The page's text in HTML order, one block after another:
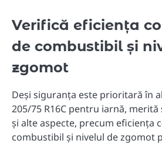
Verifică eficiența
de combustibil și
zgomot
Deși siguranța este prioritară în
205/75 R16C pentru iarnă,
și alte aspecte, precum eficiența
combustibil și nivelul de zgomot